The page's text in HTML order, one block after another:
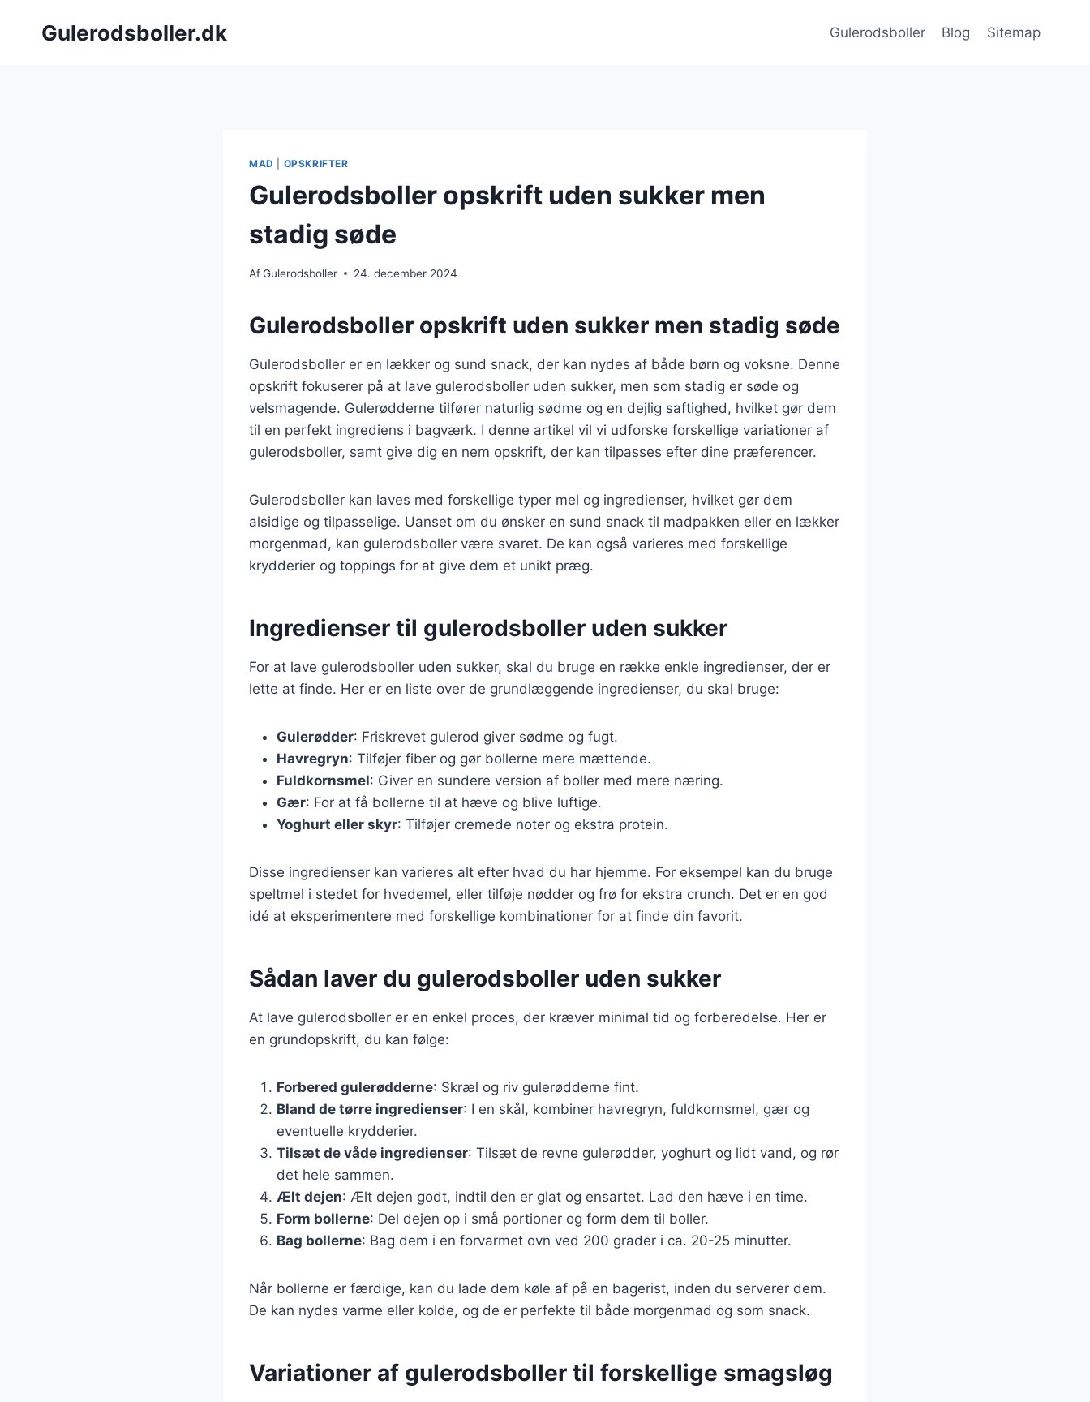
Gulerodsboller.dk Gulerodsboller Blog Sitemap
MAD OPSKRIFTER
Gulerodsboller opskrift uden sukker men
stadig søde
AfGulerodsboller 24. december 2024
Gulerodsboller opskrift uden sukker men stadig søde
Gulerodsboller er en lækker og sund snack, der kan nydes af både børn og voksne. Denne
opskrift fokuserer på at lave gulerodsboller uden sukker, men som stadig er søde og
velsmagende. Gulerødderne tilfører naturlig sødme og en dejlig saftighed, hvilket gør dem
til en perfekt ingrediens i bagværk. I denne artikel vil vi udforske forskellige variationer af
gulerodsboller, samt give dig en nem opskrift, der kan tilpasses efter dine præferencer.
Gulerodsboller kan laves med forskellige typer mel og ingredienser, hvilket gør dem
alsidige og tilpasselige. Uanset om du ønsker en sund snack til madpakken eller en lækker
morgenmad, kan gulerodsboller være svaret. De kan også varieres med forskellige
krydderier og toppings for at give dem et unikt præg.
Ingredienser til gulerodsboller uden sukker
For at lave gulerodsboller uden sukker, skal du bruge en række enkle ingredienser, der er
lette at finde. Her er en liste over de grundlæggende ingredienser, du skal bruge:
Gulerødder: Friskrevet gulerod giver sødme og fugt.
Havregryn: Tilføjer fiber og gør bollerne mere mættende.
Fuldkornsmel: Giver en sundere version af boller med mere næring.
Gær: For at få bollerne til at hæve og blive luftige.
Yoghurt eller skyr: Tilføjer cremede noter og ekstra protein.
Disse ingredienser kan varieres alt efter hvad du har hjemme. For eksempel kan du bruge
speltmel i stedet for hvedemel, eller tilføje nødder og frø for ekstra crunch. Det er en god
idé at eksperimentere med forskellige kombinationer for at finde din favorit.
Sådan laver du gulerodsboller uden sukker
At lave gulerodsboller er en enkel proces, der kræver minimal tid og forberedelse. Her er
en grundopskrift, du kan følge:
Forbered gulerødderne: Skræl og riv gulerødderne fint.
Bland de tørre ingredienser: I en skål, kombiner havregryn, fuldkornsmel, gær og
eventuelle krydderier.
Tilsæt de våde ingredienser: Tilsæt de revne gulerødder, yoghurt og lidt vand, og rør
det hele sammen.
Ælt dejen: Ælt dejen godt, indtil den er glat og ensartet. Lad den hæve i en time.
Form bollerne: Del dejen op i små portioner og form dem til boller.
Bag bollerne: Bag dem i en forvarmet ovn ved 200 grader i ca. 20-25 minutter.
Når bollerne er færdige, kan du lade dem køle af på en bagerist, inden du serverer dem.
De kan nydes varme eller kolde, og de er perfekte til både morgenmad og som snack.
Variationer af gulerodsboller til forskellige smagsløg